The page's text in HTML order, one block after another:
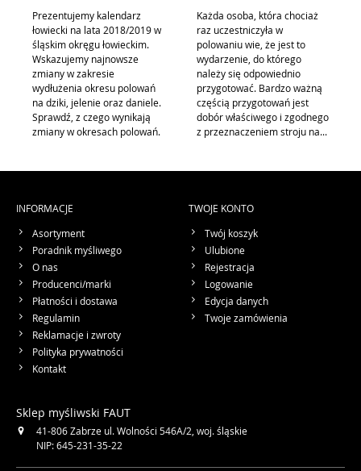
Prezentujemy kalendarz
łowiecki na lata 2018/2019 w
śląskim okręgu łowieckim.
Wskazujemy najnowsze
zmiany w zakresie
wydłużenia okresu polowań
na dziki, jelenie oraz daniele.
Sprawdź, z czego wynikają
zmiany w okresach polowań.
Każda osoba, która chociaż
raz uczestniczyła w
polowaniu wie, że jest to
wydarzenie, do którego
należy się odpowiednio
przygotować. Bardzo ważną
częścią przygotowań jest
dobór właściwego i zgodnego
z przeznaczeniem stroju na...
INFORMACJE
Asortyment
Poradnik myśliwego
O nas
Producenci/marki
Płatności i dostawa
Regulamin
Reklamacje i zwroty
Polityka prywatności
Kontakt
TWOJE KONTO
Twój koszyk
Ulubione
Rejestracja
Logowanie
Edycja danych
Twoje zamówienia
Sklep myśliwski FAUT
41-806Zabrze ul. Wolności 546A/2 woj. śląskie
NIP: 645-231-35-22